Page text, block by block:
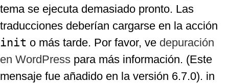
tema se ejecuta demasiado pronto. Las
traducciones deberían cargarse en la acción
init o más tarde. Por favor, ve depuración
en WordPress para más información. (Este
mensaje fue añadido en la versión 6.7.0). in